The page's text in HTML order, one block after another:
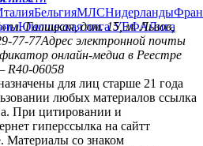
БельгияМЛСНидерланды
Юношеская лига УЕФАЛига
пл. Галицкая, дом. 15, м. Львов,
77-77Адрес электронной почты
онлайн-медиа в Реестре
R40-06058
для лиц старше 21 года
любых материалов ссылка
При цитировании и
гиперссылка на сайтт
Материалы со знаком